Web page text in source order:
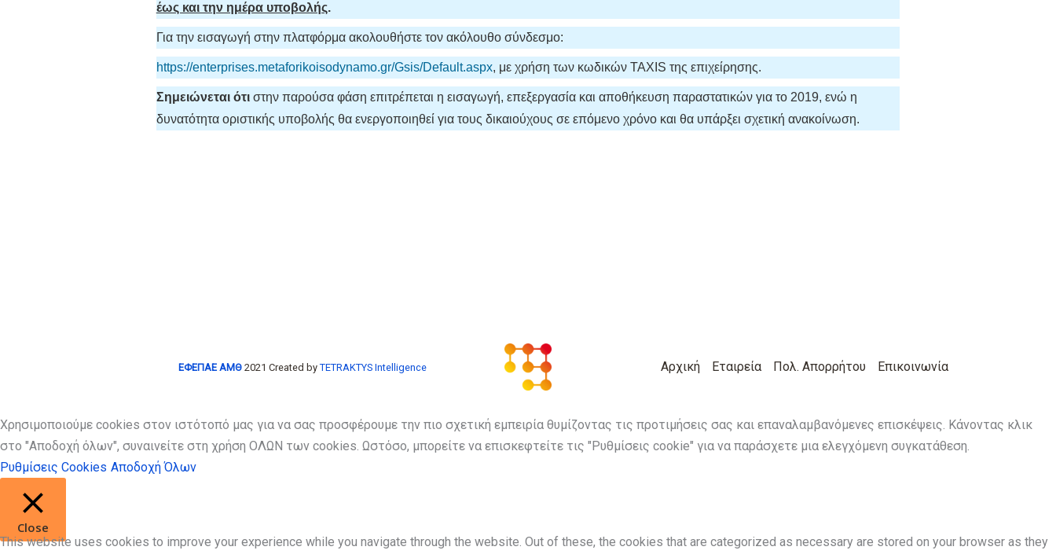
έως και την ημέρα υποβολής.
Για την εισαγωγή στην πλατφόρμα ακολουθήστε τον ακόλουθο σύνδεσμο:
https://enterprises.metaforikoisodynamo.gr/Gsis/Default.aspx, με χρήση των κωδικών TAXIS της επιχείρησης.
Σημειώνεται ότιστην παρούσα φάση επιτρέπεται η εισαγωγή, επεξεργασία και αποθήκευση παραστατικών για το 2019, ενώ η
δυνατότητα οριστικής υποβολής θα ενεργοποιηθεί για τους δικαιούχους σε επόμενο χρόνο και θα υπάρξει σχετική ανακοίνωση.
ΕΦΕΠΑΕ ΑΜΘ 2021 Created byTETRAKTYS Intelligence Αρχική Εταιρεία Πολ. Απορρήτου Επικοινωνία
Χρησιμοποιούμε cookies στον ιστότοπό μας για να σας προσφέρουμε την πιο σχετική εμπειρία θυμίζοντας τις προτιμήσεις σας και επαναλαμβανόμενες επισκέψεις. Κάνοντας κλικ
στο "Αποδοχή όλων", συναινείτε στη χρήση ΟΛΩΝ των cookies. Ωστόσο, μπορείτε να επισκεφτείτε τις "Ρυθμίσεις cookie" για να παράσχετε μια ελεγχόμενη συγκατάθεση.
Ρυθμίσεις Cookies Αποδοχή Όλων
Close
This website uses cookies to improve your experience while you navigate through the website. Out of these, the cookies that are categorized as necessary are stored on your browser as they